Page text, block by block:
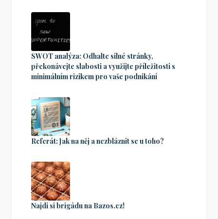
SWOT analýza: Odhalte silné stránky,
překonávejte slabosti a využijte příležitosti s
minimálním rizikem pro vaše podnikání
Referát: Jak na něj a nezbláznit se u toho?
Najdi si brigádu na Bazos.cz!